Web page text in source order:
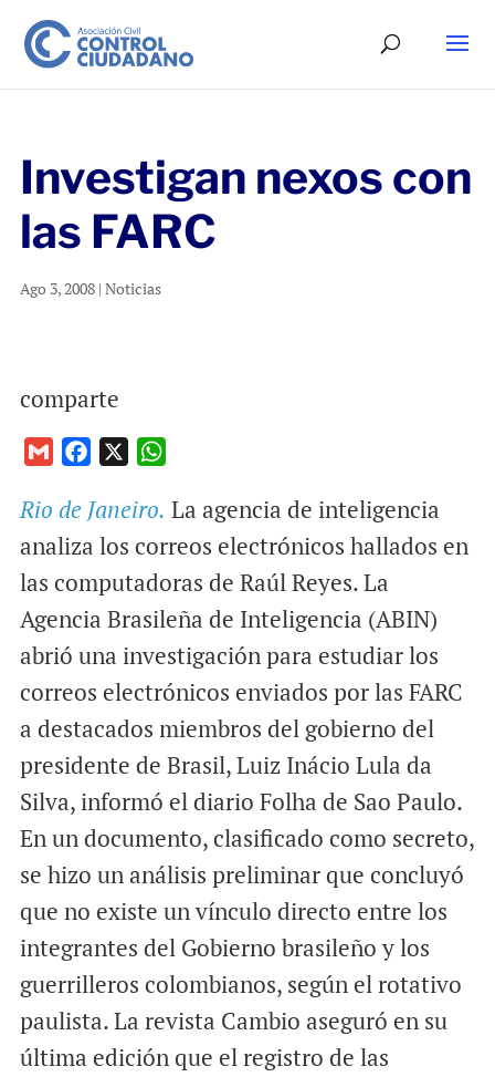
Investigan nexos con
las FARC
Ago 3, 2008| Noticias
comparte
a
i
c
e
o
o
k
a
t
A
p
p
Rio de Janeiro. La agencia de inteligencia
analiza los correos electrónicos hallados en
las computadoras de Raúl Reyes. La
Agencia Brasileña de Inteligencia (ABIN)
abrió una investigación para estudiar los
correos electrónicos enviados por las FARC
a destacados miembros del gobierno del
presidente de Brasil, Luiz Inácio Lula da
Silva, informó el diario Folha de Sao Paulo.
En un documento, clasificado como secreto,
se hizo un análisis preliminar que concluyó
que no existe un vínculo directo entre los
integrantes del Gobierno brasileño y los
guerrilleros colombianos, según el rotativo
paulista. La revista Cambio aseguró en su
última edición que el registro de las